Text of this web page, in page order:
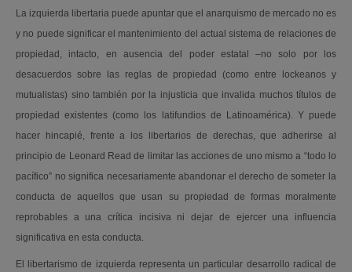
La izquierda libertaria puede apuntar que el anarquismo de mercado no es
y no puede significar el mantenimiento del actual sistema de relaciones de
propiedad, intacto, en ausencia del poder estatal –no solo por los
desacuerdos sobre las reglas de propiedad (como entre lockeanos y
mutualistas) sino también por la injusticia que invalida muchos títulos de
propiedad existentes (como los latifundios de Latinoamérica). Y puede
hacer hincapié, frente a los libertarios de derechas, que adherirse al
principio de Leonard Read de limitar las acciones de uno mismo a “todo lo
pacífico” no significa necesariamente abandonar el derecho de someter la
conducta de aquellos que usan su propiedad de formas moralmente
reprobables a una crítica incisiva ni dejar de ejercer una influencia
significativa en esta conducta.
El libertarismo de izquierda representa un particular desarrollo radical de